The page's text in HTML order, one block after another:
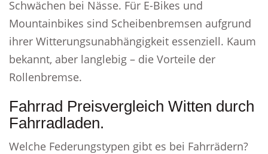
Schwächen bei Nässe. Für E-Bikes und
Mountainbikes sind Scheibenbremsen aufgrund
ihrer Witterungsunabhängigkeit essenziell. Kaum
bekannt, aber langlebig – die Vorteile der
Rollenbremse.
Fahrrad Preisvergleich Witten durch
Fahrradladen.
Welche Federungstypen gibt es bei Fahrrädern?